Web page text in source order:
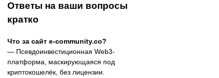
Ответы на ваши вопросы
кратко
Что за сайт e-community.co?
— Псевдоинвестиционная Web3-
платформа, маскирующаяся под
криптокошелёк, без лицензии.